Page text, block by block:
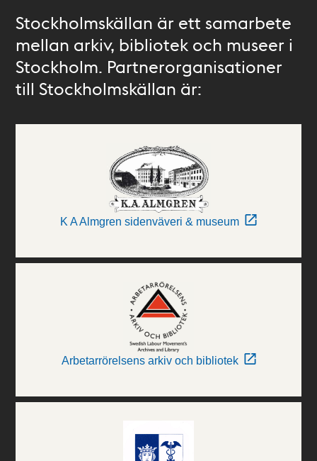
Stockholmskällan är ett samarbete
mellan arkiv, bibliotek och museer i
Stockholm. Partnerorganisationer
till Stockholmskällan är:
K A Almgren sidenväveri & museum
Arbetarrörelsens arkiv och bibliotek